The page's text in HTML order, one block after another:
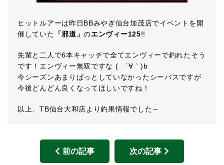
ヒットルアーは昨日BBみやぎ仙台加茂店でイベントを開
催していた 「邪道」のエンヴィー125!!
先輩と二人で6本キャッチで全てエンヴィーで釣れたそう
です！エンヴィー無双ですな ( ´∀｀)b
今シーズンあまりぱっとしていなかったシーバスですが
今後どんどん良くなってほしいですね！
以上、TB仙台大和店より釣果情報でした～
前の記事 次の記事